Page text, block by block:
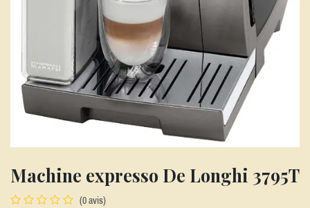
Machine expresso De Longhi 3795T
(0 avis)